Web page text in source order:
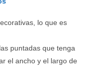
lo que es
puntadas que tenga
el ancho y el largo de